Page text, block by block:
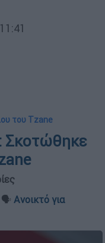
του Tzane
Σκοτώθηκε
🗣️ Ανοικτό για